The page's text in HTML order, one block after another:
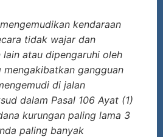
kendaraan
tidak wajar dan
atau dipengaruhi oleh
mengakibatkan gangguan
di jalan
dalam Pasal 106 Ayat (1)
kurungan paling lama 3
paling banyak